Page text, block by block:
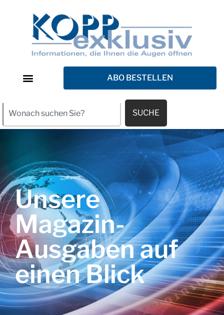
ABO BESTELLEN
SUCHE
Unsere
Magazin-
Ausgaben auf
einen Blick